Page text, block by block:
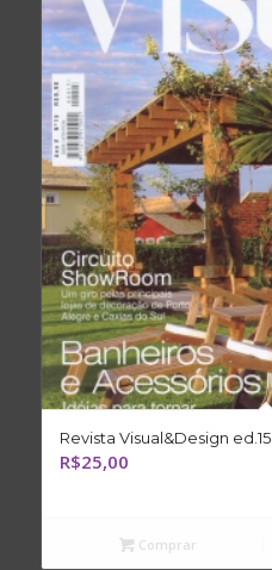
Revista Visual&Design ed.15
R$25,00
Comprar